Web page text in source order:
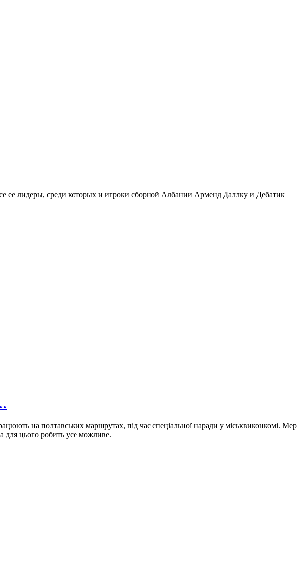
ее лидеры, среди которых и игроки сборной Албании Арменд Даллку и Дебатик
на полтавських маршрутах, під час спеціальної наради у міськвиконкомі. Мер
для цього робить усе можливе.